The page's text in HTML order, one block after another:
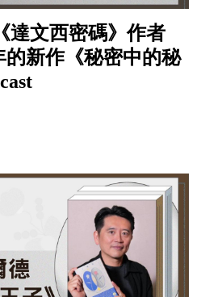
達文西密碼》作者
新作《秘密中的秘